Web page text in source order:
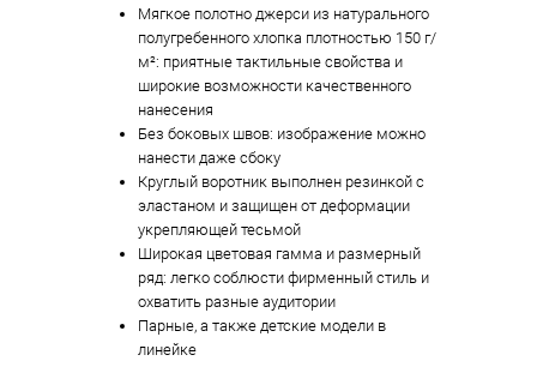
Мягкое полотно джерси из натурального
полугребенного хлопка плотностью 150 г/
м²: приятные тактильные свойства и
широкие возможности качественного
нанесения
Без боковых швов: изображение можно
нанести даже сбоку
Круглый воротник выполнен резинкой с
эластаном и защищен от деформации
укрепляющей тесьмой
Широкая цветовая гамма и размерный
ряд: легко соблюсти фирменный стиль и
охватить разные аудитории
Парные, а также детские модели в
линейке